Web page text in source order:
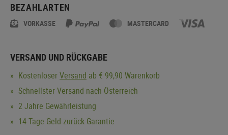
BEZAHLARTEN
VORKASSE MASTERCARD
VERSAND UND RÜCKGABE
KostenloserVersand ab € 99,90 Warenkorb
Schnellster Versand nach Österreich
2 Jahre Gewährleistung
14 Tage Geld-zurück-Garantie